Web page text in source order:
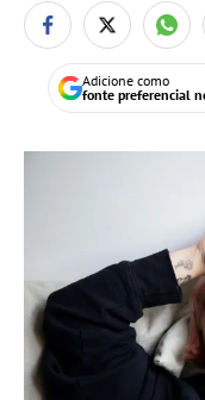
Adicione como
fonte preferencial